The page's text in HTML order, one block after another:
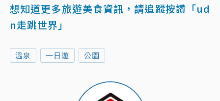
想知道更多旅遊美食資訊，請追蹤按讚「ud
n走跳世界」
溫泉 一日遊 公園